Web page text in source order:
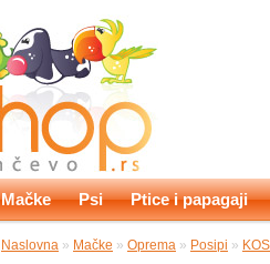
Mačke Psi Ptice i papagaji
Naslovna » Mačke » Oprema » Posipi »